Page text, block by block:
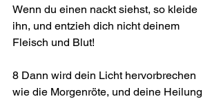
Wenn du einen nackt siehst, so kleide
ihn, und entzieh dich nicht deinem
Fleisch und Blut!
8 Dann wird dein Licht hervorbrechen
wie die Morgenröte, und deine Heilung